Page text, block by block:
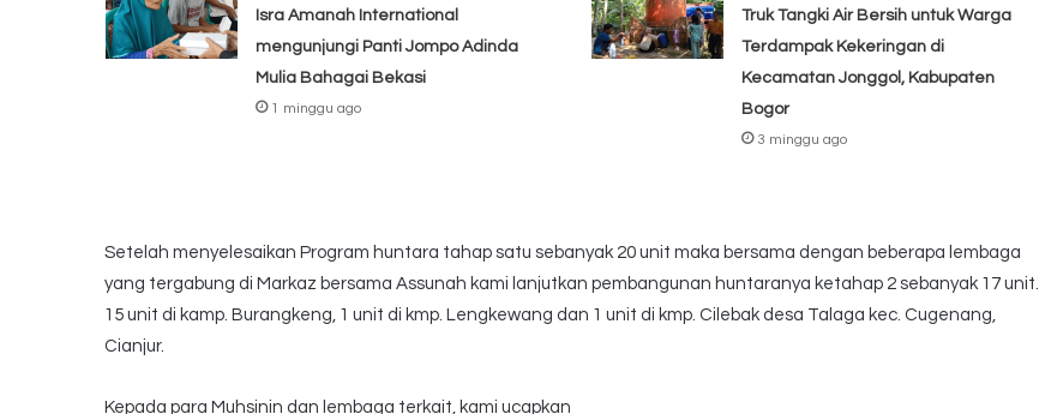
Isra Amanah International
mengunjungi Panti Jompo Adinda
Mulia Bahagai Bekasi
1 minggu ago
Truk Tangki Air Bersih untuk Warga
Terdampak Kekeringan di
Kecamatan Jonggol, Kabupaten
Bogor
3 minggu ago
Setelah menyelesaikan Program huntara tahap satu sebanyak 20 unit maka bersama dengan beberapa lembaga
yang tergabung di Markaz bersama Assunah kami lanjutkan pembangunan huntaranya ketahap 2 sebanyak 17 unit.
15 unit di kamp. Burangkeng, 1 unit di kmp. Lengkewang dan 1 unit di kmp. Cilebak desa Talaga kec. Cugenang,
Cianjur.
Kepada para Muhsinin dan lembaga terkait, kami ucapkan